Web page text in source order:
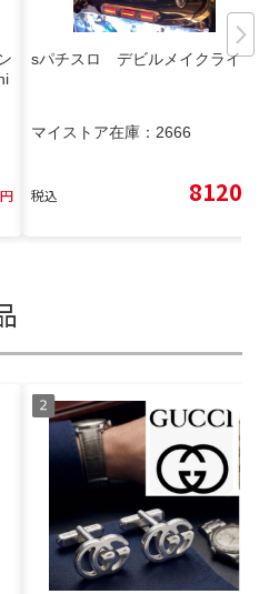
円
sパチスロ デビルメイクライ5
マイストア在庫： 2666
税込 8120